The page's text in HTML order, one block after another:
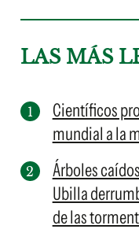
LAS MÁS
Científicos
mundial a la
Árboles
Ubilla
de las